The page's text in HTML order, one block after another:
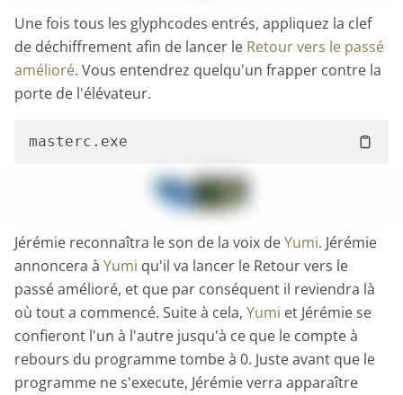
Une fois tous les glyphcodes entrés, appliquez la clef
de déchiffrement afin de lancer le Retour vers le passé
amélioré. Vous entendrez quelqu'un frapper contre la
porte de l'élévateur.
Jérémie reconnaîtra le son de la voix deYumi. Jérémie
annoncera à Yumi qu'il va lancer le Retour vers le
passé amélioré, et que par conséquent il reviendra là
où tout a commencé. Suite à cela, Yumi et Jérémie se
confieront l'un à l'autre jusqu'à ce que le compte à
rebours du programme tombe à 0. Juste avant que le
programme ne s'execute, Jérémie verra apparaître